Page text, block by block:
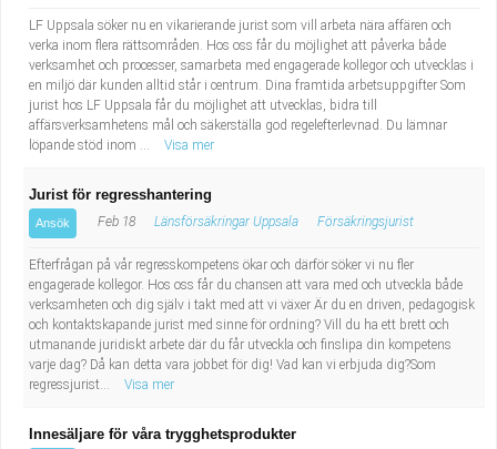
Undersköterska, vård- o specialavd. o mottagning
Bibliotekarie
Administrativ assistent
Lärare i gymnasiet
LF Uppsala söker nu en vikarierande jurist som vill arbeta nära affären och
verka inom flera rättsområden. Hos oss får du möjlighet att påverka både
verksamhet och processer, samarbeta med engagerade kollegor och utvecklas i
en miljö där kunden alltid står i centrum. Dina framtida arbetsuppgifter Som
jurist hos LF Uppsala får du möjlighet att utvecklas, bidra till
affärsverksamhetens mål och säkerställa god regelefterlevnad. Du lämnar
löpande stöd inom ...
Visa mer
Jurist för regresshantering
Ansök Feb 18 Länsförsäkringar Uppsala Försäkringsjurist
Efterfrågan på vår regresskompetens ökar och därför söker vi nu fler
engagerade kollegor. Hos oss får du chansen att vara med och utveckla både
verksamheten och dig själv i takt med att vi växer Är du en driven, pedagogisk
och kontaktskapande jurist med sinne för ordning? Vill du ha ett brett och
utmanande juridiskt arbete där du får utveckla och finslipa din kompetens
varje dag? Då kan detta vara jobbet för dig! Vad kan vi erbjuda dig?Som
regressjurist...
Visa mer
Innesäljare för våra trygghetsprodukter